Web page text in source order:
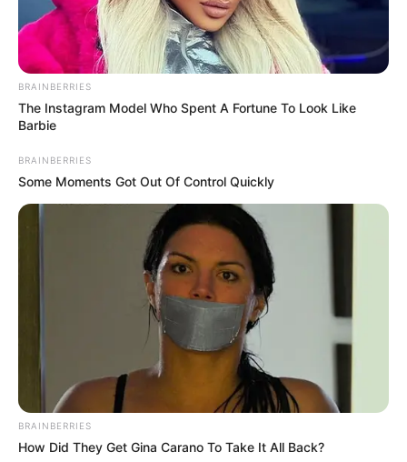
28/07/2021
Kostenlose Live-Streaming-AppWie Weverse und
Choeaedol ist V Live eine kostenlose Live-Streaming-
App, mit der Prominente aus Südkorea Live-Videos
streamen und sich mit ihren Fans verbinden können.
Fans können die App, die mehr Funktionen als
Instagram bietet, herunterladen und
upgraden.Verbinden Sie
BRAINBERRIES
The Instagram Model Who Spent A Fortune To Look Like
Barbie
BRAINBERRIES
Some Moments Got Out Of Control Quickly
BRAINBERRIES
How Did They Get Gina Carano To Take It All Back?